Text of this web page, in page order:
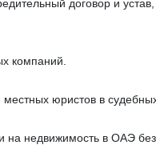
договор и
компаний.
юристов в судебных
недвижимость в ОАЭ